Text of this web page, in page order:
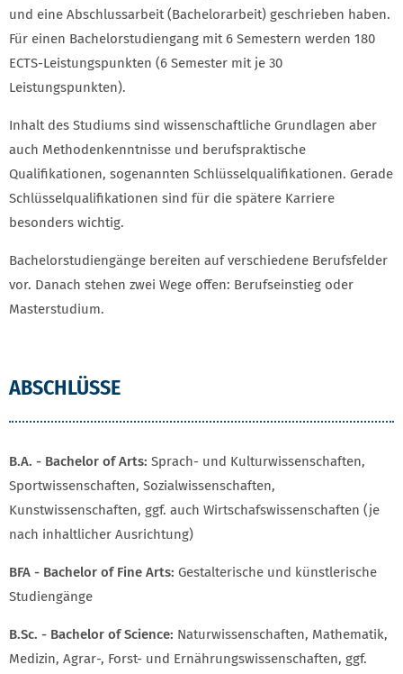
und eine Abschlussarbeit (Bachelorarbeit) geschrieben haben.
Für einen Bachelorstudiengang mit 6 Semestern werden 180
ECTS-Leistungspunkten (6 Semester mit je 30
Leistungspunkten).
Inhalt des Studiums sind wissenschaftliche Grundlagen aber
auch Methodenkenntnisse und berufspraktische
Qualifikationen, sogenannten Schlüsselqualifikationen. Gerade
Schlüsselqualifikationen sind für die spätere Karriere
besonders wichtig.
Bachelorstudiengänge bereiten auf verschiedene Berufsfelder
vor. Danach stehen zwei Wege offen: Berufseinstieg oder
Masterstudium.
ABSCHLÜSSE
B.A. - Bachelor of Arts: Sprach- und Kulturwissenschaften,
Sportwissenschaften, Sozialwissenschaften,
Kunstwissenschaften, ggf. auch Wirtschafswissenschaften (je
nach inhaltlicher Ausrichtung)
BFA - Bachelor of Fine Arts: Gestalterische und künstlerische
Studiengänge
B.Sc. - Bachelor of Science: Naturwissenschaften, Mathematik,
Medizin, Agrar-, Forst- und Ernährungswissenschaften, ggf.